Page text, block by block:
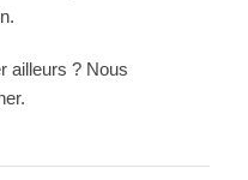
ailleurs ? Nous